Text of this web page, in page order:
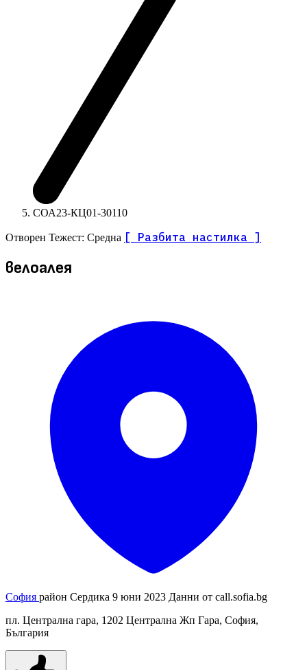
СОА23-КЦ01-30110
Отворен Тежест: Средна [ Разбита настилка ]
велоалея
София район Сердика 9 юни 2023 Данни от call.sofia.bg
пл. Централна гара, 1202 Централна Жп Гара, София,
България